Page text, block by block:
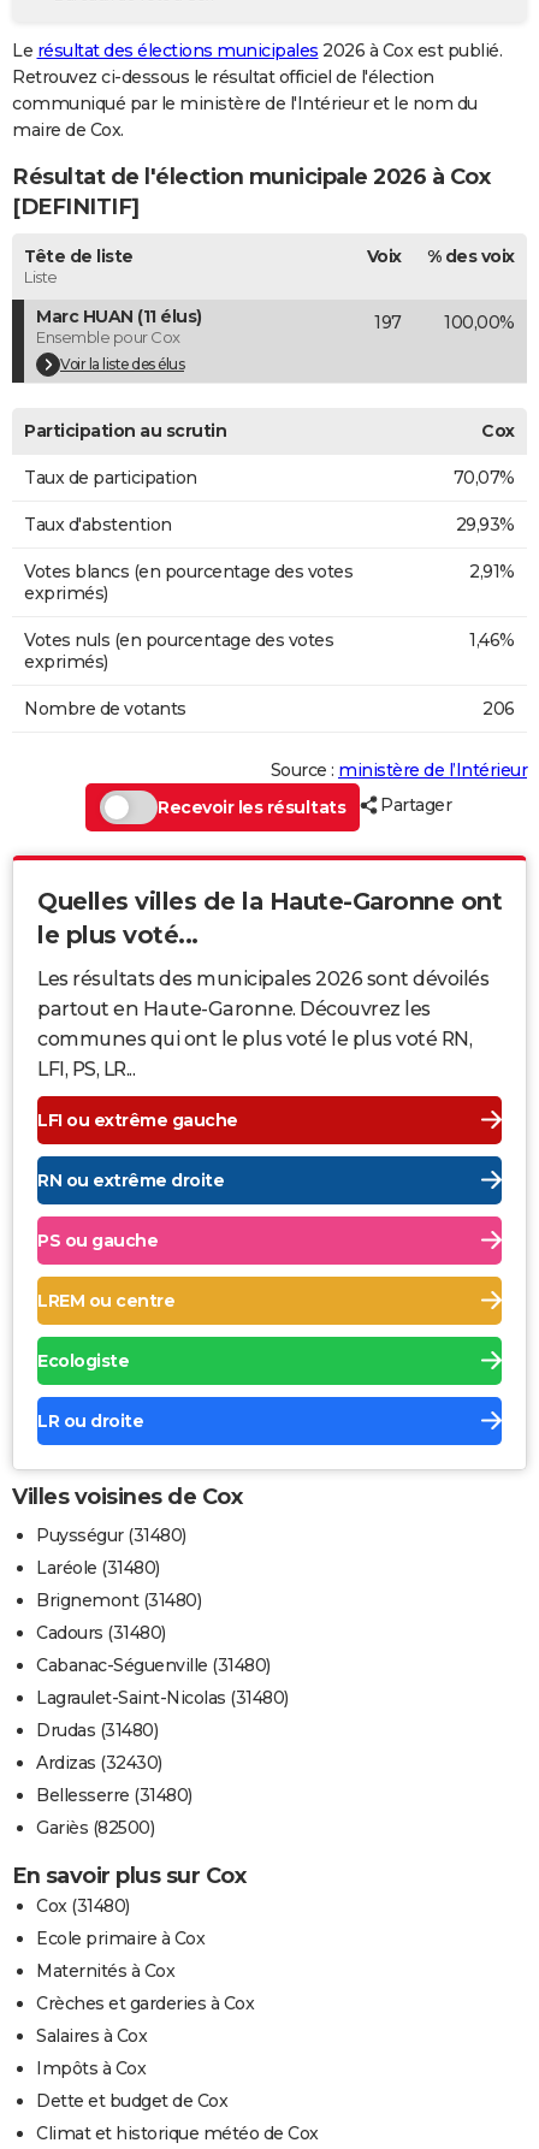
GUIDES D'ACHAT
BONS PLANS
CARTE DE VOEUX
Carte de Noël
Carte Bonne année
Carte Saint-Valentin
Carte Pâques
Carte d'anniversaire
DICTIONNAIRE
Dictionnaire
Biographies
Citations
Expressions
Proverbes
PROGRAMME TV
COPAINS D'AVANT
S'inscrire
Se connecter
Lycées
Collèges
Primaires
Universités
Entreprises
Service militaire
Avis de recherche
AVIS DE DÉCÈS
FORUM
Le résultat des élections municipales 2026 à Cox est publié.
Retrouvez ci-dessous le résultat officiel de l'élection
communiqué par le ministère de l'Intérieur et le nom du
maire de Cox.
Résultat de l'élection municipale 2026 à Cox
[DEFINITIF]
Tête de liste
Liste
Voix % des voix
Marc HUAN (11 élus)
Ensemble pour Cox
Voir la liste des élus
197 100,00%
Participation au scrutin Cox
Taux de participation 70,07%
Taux d'abstention 29,93%
Votes blancs (en pourcentage des votes
exprimés)
2,91%
Votes nuls (en pourcentage des votes
exprimés)
1,46%
Nombre de votants 206
Source : ministère de l’Intérieur
Recevoir les résultats
Partager
Quelles villes de la Haute-Garonne ont
le plus voté...
Les résultats des municipales 2026 sont dévoilés
partout en Haute-Garonne. Découvrez les
communes qui ont le plus voté le plus voté RN,
LFI, PS, LR...
LFI ou extrême gauche
RN ou extrême droite
PS ou gauche
LREM ou centre
Ecologiste
LR ou droite
Villes voisines de Cox
Puysségur (31480)
Laréole (31480)
Brignemont (31480)
Cadours (31480)
Cabanac-Séguenville (31480)
Lagraulet-Saint-Nicolas (31480)
Drudas (31480)
Ardizas (32430)
Bellesserre (31480)
Gariès (82500)
En savoir plus sur Cox
Cox (31480)
Ecole primaire à Cox
Maternités à Cox
Crèches et garderies à Cox
Salaires à Cox
Impôts à Cox
Dette et budget de Cox
Climat et historique météo de Cox